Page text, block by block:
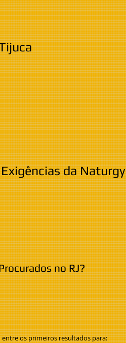
da Naturgy
no RJ?
os primeiros resultados para: